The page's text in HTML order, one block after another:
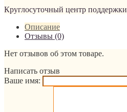
Круглосуточный центр поддержки
Описание
Отзывы (0)
Нет отзывов об этом товаре.
Написать отзыв
Ваше имя: